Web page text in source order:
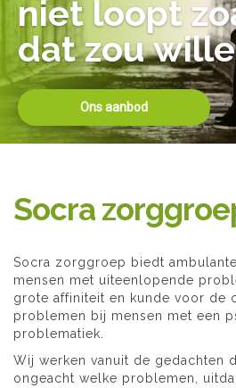
niet loopt
dat zou
Ons aanbod
Socra
Socra zorggroep biedt
mensen met uiteenlopende
grote affiniteit en kunde voor de
problemen bij mensen met een
problematiek.
Wij werken vanuit de gedachten
ongeacht welke problemen,